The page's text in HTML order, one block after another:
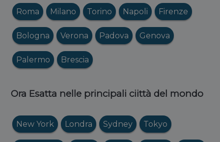
Roma Milano Torino Napoli Firenze
Bologna Verona Padova Genova
Palermo Brescia
Ora Esatta nelle principali ciittà del mondo
New York Londra Sydney Tokyo